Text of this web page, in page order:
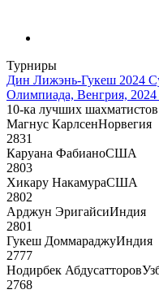
Турниры
Дин Лижэнь-Гукеш 2024
Олимпиада, Венгрия, 2024
10-ка лучших
Магнус КарлсенНорвегия
2831
Каруана ФабианоСША
2803
Хикару НакамураСША
2802
Арджун ЭригайсиИндия
2801
Гукеш ДоммараджуИндия
2777
Нодирбек Абдусатторов
2768